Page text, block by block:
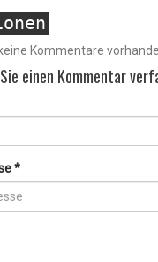
Kommentare
einen Kommentar
*